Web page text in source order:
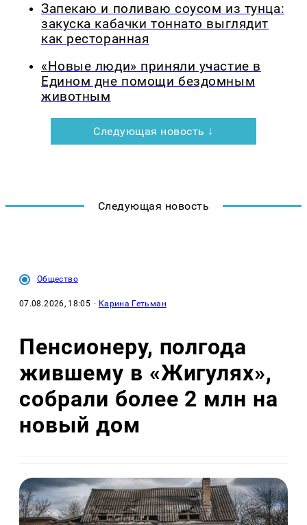
Запекаю и поливаю соусом из тунца:
закуска кабачки тоннато выглядит
как ресторанная
«Новые люди» приняли участие в
Едином дне помощи бездомным
животным
Следующая новость ↓
Следующая новость
Общество
07.08.2026, 18:05 · Карина Гетьман
Пенсионеру, полгода
жившему в «Жигулях»,
собрали более 2 млн на
новый дом